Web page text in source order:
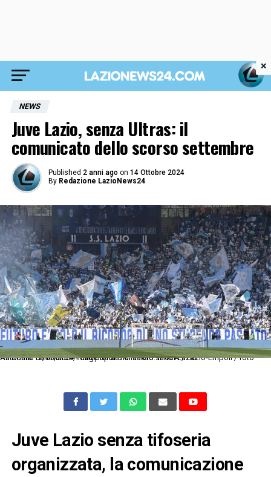
NEWS
Juve Lazio, senza Ultras: il
comunicato dello scorso settembre
Published 2 anni ago on 14 Ottobre 2024
By Redazione LazioNews24
As Roma 12/05/2024 - campionato di calcio serie A / Lazio-Empoli / foto Antonello Sammarco/Image Sport nella foto: tifosi Lazio
Juve Lazio senza tifoseria
organizzata, la comunicazione
×